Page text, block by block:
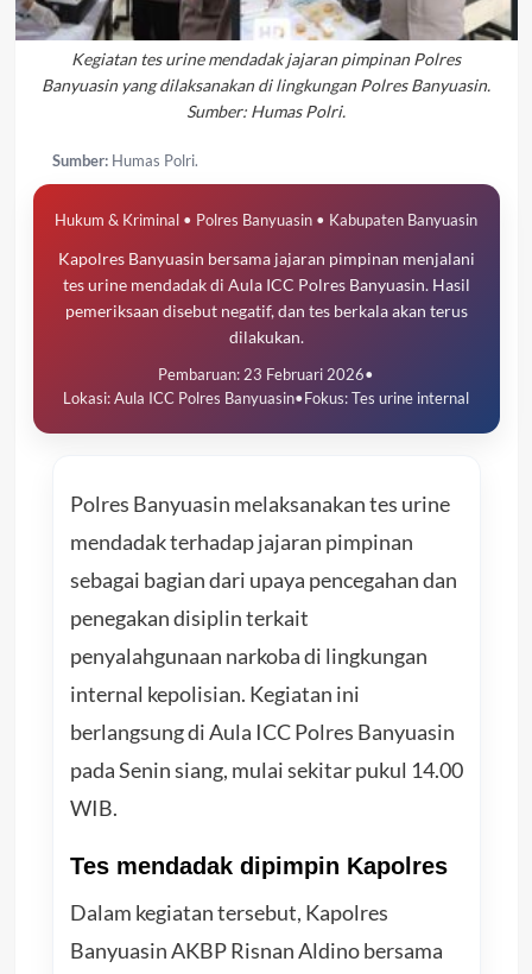
Kegiatan tes urine mendadak jajaran pimpinan Polres
Banyuasin yang dilaksanakan di lingkungan Polres Banyuasin.
Sumber: Humas Polri.
Sumber:Humas Polri.
Hukum & Kriminal • Polres Banyuasin • Kabupaten Banyuasin
Kapolres Banyuasin bersama jajaran pimpinan menjalani
tes urine mendadak di Aula ICC Polres Banyuasin. Hasil
pemeriksaan disebut negatif, dan tes berkala akan terus
dilakukan.
Pembaruan: 23 Februari 2026•
Lokasi: Aula ICC Polres Banyuasin•Fokus: Tes urine internal
Polres Banyuasin melaksanakan tes urine
mendadak terhadap jajaran pimpinan
sebagai bagian dari upaya pencegahan dan
penegakan disiplin terkait
penyalahgunaan narkoba di lingkungan
internal kepolisian. Kegiatan ini
berlangsung di Aula ICC Polres Banyuasin
pada Senin siang, mulai sekitar pukul 14.00
WIB.
Tes mendadak dipimpin Kapolres
Dalam kegiatan tersebut, Kapolres
Banyuasin AKBP Risnan Aldino bersama